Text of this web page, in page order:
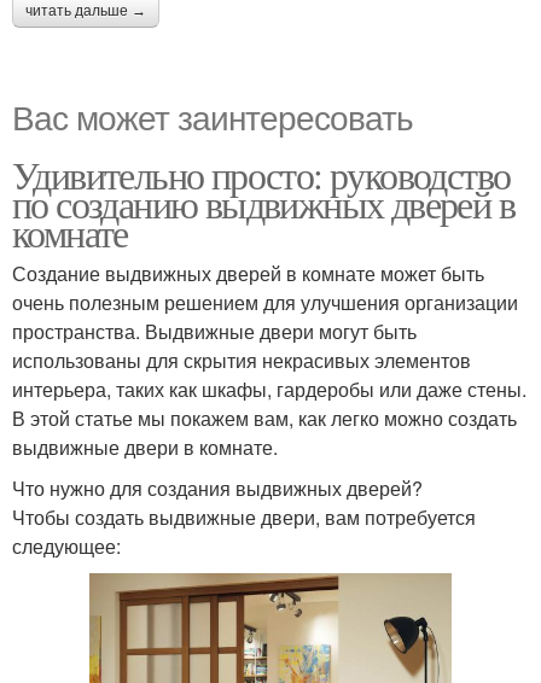
читать дальше →
Вас может заинтересовать
Удивительно просто: руководство
по созданию выдвижных дверей в
комнате
Создание выдвижных дверей в комнате может быть
очень полезным решением для улучшения организации
пространства. Выдвижные двери могут быть
использованы для скрытия некрасивых элементов
интерьера, таких как шкафы, гардеробы или даже стены.
В этой статье мы покажем вам, как легко можно создать
выдвижные двери в комнате.
Что нужно для создания выдвижных дверей?
Чтобы создать выдвижные двери, вам потребуется
следующее: